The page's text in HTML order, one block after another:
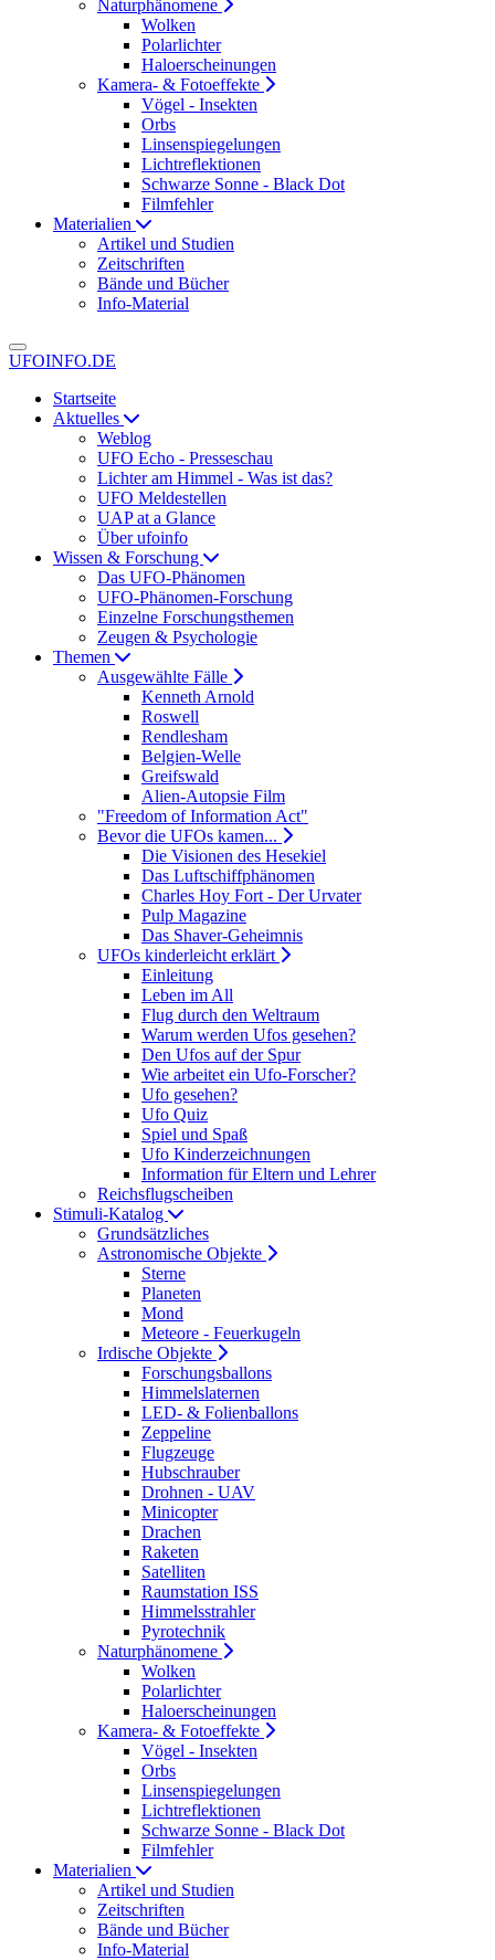
Naturphänomene
Wolken
Polarlichter
Haloerscheinungen
Kamera- & Fotoeffekte
Vögel - Insekten
Orbs
Linsenspiegelungen
Lichtreflektionen
Schwarze Sonne - Black Dot
Filmfehler
Materialien
Artikel und Studien
Zeitschriften
Bände und Bücher
Info-Material
UFOINFO.DE
Startseite
Aktuelles
Weblog
UFO Echo - Presseschau
Lichter am Himmel - Was ist das?
UFO Meldestellen
UAP at a Glance
Über ufoinfo
Wissen & Forschung
Das UFO-Phänomen
UFO-Phänomen-Forschung
Einzelne Forschungsthemen
Zeugen & Psychologie
Themen
Ausgewählte Fälle
Kenneth Arnold
Roswell
Rendlesham
Belgien-Welle
Greifswald
Alien-Autopsie Film
"Freedom of Information Act"
Bevor die UFOs kamen...
Die Visionen des Hesekiel
Das Luftschiffphänomen
Charles Hoy Fort - Der Urvater
Pulp Magazine
Das Shaver-Geheimnis
UFOs kinderleicht erklärt
Einleitung
Leben im All
Flug durch den Weltraum
Warum werden Ufos gesehen?
Den Ufos auf der Spur
Wie arbeitet ein Ufo-Forscher?
Ufo gesehen?
Ufo Quiz
Spiel und Spaß
Ufo Kinderzeichnungen
Information für Eltern und Lehrer
Reichsflugscheiben
Stimuli-Katalog
Grundsätzliches
Astronomische Objekte
Sterne
Planeten
Mond
Meteore - Feuerkugeln
Irdische Objekte
Forschungsballons
Himmelslaternen
LED- & Folienballons
Zeppeline
Flugzeuge
Hubschrauber
Drohnen - UAV
Minicopter
Drachen
Raketen
Satelliten
Raumstation ISS
Himmelsstrahler
Pyrotechnik
Naturphänomene
Wolken
Polarlichter
Haloerscheinungen
Kamera- & Fotoeffekte
Vögel - Insekten
Orbs
Linsenspiegelungen
Lichtreflektionen
Schwarze Sonne - Black Dot
Filmfehler
Materialien
Artikel und Studien
Zeitschriften
Bände und Bücher
Info-Material